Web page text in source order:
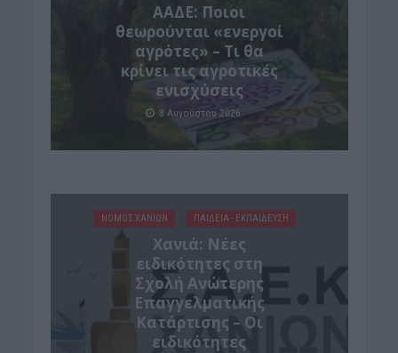
ΑΑΔΕ: Ποιοι
θεωρούνται «ενεργοί
αγρότες» – Τι θα
κρίνει τις αγροτικές
ενισχύσεις
8 Αυγούστου 2026
ΝΟΜΌΣ ΧΑΝΊΩΝ ΠΑΙΔΕΙΑ - ΕΚΠΑΙΔΕΥΣΗ
Χανιά: Νέες
ειδικότητες στη
Σχολή Ανώτερης
Επαγγελματικής
Κατάρτισης – Οι
ειδικότητες